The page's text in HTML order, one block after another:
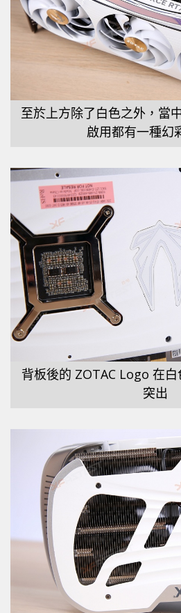
至於上方除了白色之外，當
啟用都有一種幻
背板後的 ZOTAC Logo 在
突出